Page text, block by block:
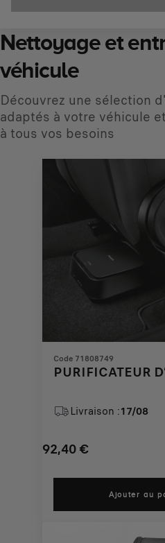
Nettoyage et
véhicule
Découvrez une sélection
adaptés à votre véhicule
à tous vos besoins
Code 71808749
PURIFICATEUR
Livraison :17/08
92,40 €
Price
92,40
Quantity
to:
Ajouter au